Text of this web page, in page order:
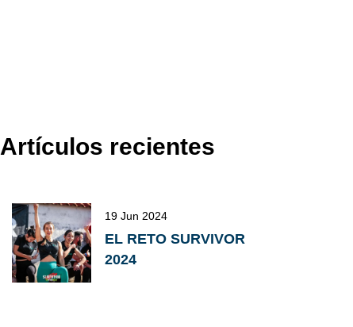
Artículos recientes
19 Jun 2024
EL RETO SURVIVOR
2024